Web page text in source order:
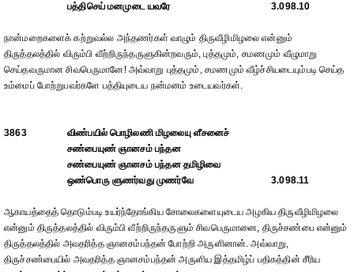
பத்திசெய் மனமுடை யவரே
3.098.10
நான்மறைகளைக் கற்றுவல்ல அந்தணர்கள் வாழும் திருவீழிமிழலை என்னும்
திருத்தலத்தில் விரும்பி வீற்றிருந்தருளுகின்றவரும், புத்தமும், சமணமும் வீழுமாறு
செய்தவருமான சிவபெருமானே! அவ்வாறு புத்தமும், சமணமும் வீழ்ச்சியடையும்படி செய்த
உம்மைப் போற்றுபவர்களே பத்தியுடைய நன்மனம் உடையவர்கள்.
3863
விண்பயில் பொழிலணி மிழலையு ளீசனைச்
சண்பையுண் ஞானசம் பந்தன
சண்பையுண் ஞானசம் பந்தன தமிழிவை
ஒண்பொரு ளுணர்வது முணர்வே
3.098.11
ஆகாயத்தைத் தொடும்படி உயர்ந்தோங்கிய சோலைகளையுடைய அழகிய திருவீழிமிழலை
என்னும் திருத்தலத்தில் விரும்பி வீற்றிருந்தருளும் சிவபெருமானை, திருச்சண்பை என்னும்
திருத்தலத்தில் அவதரித்த ஞானசம்பந்தன் போற்றி அருளினான். அவ்வாறு,
திருச்சண்பையில் அவதரித்த ஞானசம்பந்தன் அருளிய இத்தமிழ்ப் பதிகத்தின் சீரிய